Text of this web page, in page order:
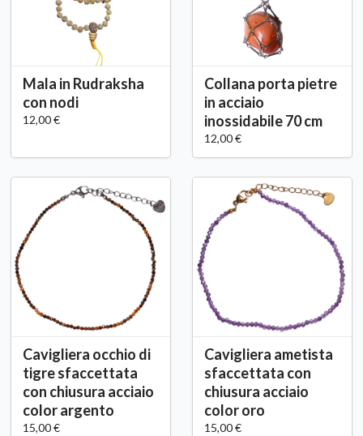
Mala in Rudraksha
con nodi
12,00 €
Collana porta pietre
in acciaio
inossidabile 70 cm
12,00 €
Cavigliera occhio di
tigre sfaccettata
con chiusura acciaio
color argento
15,00 €
Cavigliera ametista
sfaccettata con
chiusura acciaio
color oro
15,00 €